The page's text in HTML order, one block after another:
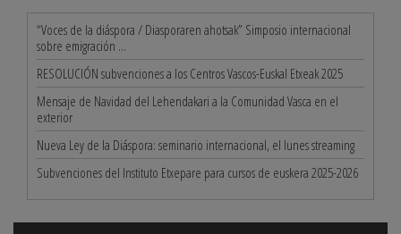
“Voces de la diáspora / Diasporaren ahotsak” Simposio internacional
sobre emigración ...
RESOLUCIÓN subvenciones a los Centros Vascos-Euskal Etxeak 2025
Mensaje de Navidad del Lehendakari a la Comunidad Vasca en el
exterior
Nueva Ley de la Diáspora: seminario internacional, el lunes streaming
Subvenciones del Instituto Etxepare para cursos de euskera 2025-2026